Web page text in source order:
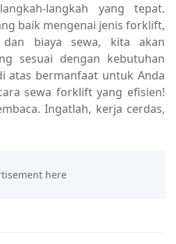
langkah yang tepat.
baik mengenai jenis forklift,
dan biaya sewa, kita akan
sesuai dengan kebutuhan
atas bermanfaat untuk Anda
sewa forklift yang efisien!
Ingatlah, kerja cerdas,